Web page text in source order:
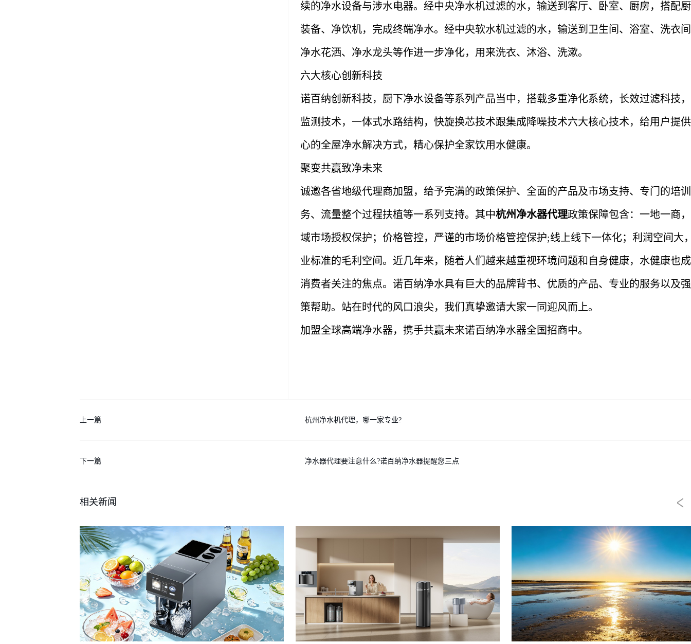
续的净水设备与涉水电器。经中央净水机过滤的水，输送到客厅、卧室、厨房，搭配
装备、净饮机，完成终端净水。经中央软水机过滤的水，输送到卫生间、浴室、洗衣
净水花洒、净水龙头等作进一步净化，用来洗衣、沐浴、洗漱。
六大核心创新科技
诺百纳创新科技，厨下净水设备等系列产品当中，搭载多重净化系统，长效过滤科技
监测技术，一体式水路结构，快旋换芯技术跟集成降噪技术六大核心技术，给用户提
心的全屋净水解决方式，精心保护全家饮用水健康。
聚变共赢致净未来
诚邀各省地级代理商加盟，给予完满的政策保护、全面的产品及市场支持、专门的培
务、流量整个过程扶植等一系列支持。其中杭州净水器代理政策保障包含：一地一商
域市场授权保护；价格管控，严谨的市场价格管控保护;线上线下一体化；利润空间大
业标准的毛利空间。近几年来，随着人们越来越重视环境问题和自身健康，水健康也
消费者关注的焦点。诺百纳净水具有巨大的品牌背书、优质的产品、专业的服务以及
策帮助。站在时代的风口浪尖，我们真挚邀请大家一同迎风而上。
加盟全球高端净水器，携手共赢未来诺百纳净水器全国招商中。
上一篇 杭州净水机代理，哪一家专业?
下一篇 净水器代理要注意什么?诺百纳净水器提醒您三点
相关新闻